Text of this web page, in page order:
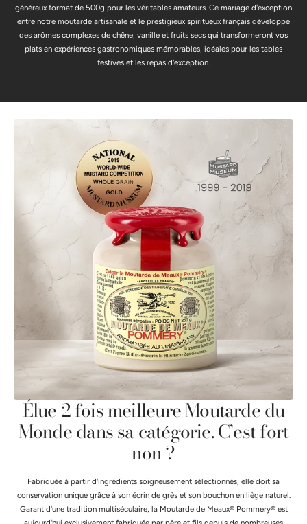
généreux format de 500g pour les véritables amateurs. Ce mariage d'exception
entre notre moutarde artisanale et le prestigieux spiritueux français développe
des arômes complexes de chêne, vanille et fruits secs qui transformeront vos
plats en expériences gastronomiques mémorables, idéales pour les tables
festives et les repas d'exception.
Élue 2 fois meilleure Moutarde du
Monde dans sa catégorie. C’est fort
non ?
Fabriquée à partir d'ingrédients soigneusement sélectionnés, elle doit sa
conservation unique grâce à son écrin de grès et son bouchon en liège naturel.
Garant d'une tradition multiséculaire, la Moutarde de Meaux® Pommery® est